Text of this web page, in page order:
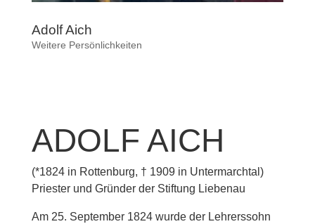
Adolf Aich
Weitere Persönlichkeiten
ADOLF AICH
(*1824 in Rottenburg, † 1909 in Untermarchtal)
Priester und Gründer der Stiftung Liebenau
Am 25. September 1824 wurde der Lehrerssohn